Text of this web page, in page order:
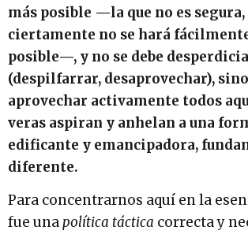
más posible —la que no es segura,
ciertamente no se hará
posible—, y no se debe
(despilfarrar, desaprovechar),
aprovechar activamente todos
veras aspiran y anhelan a una
edificante y emancipadora,
diferente.
Para concentrarnos aquí en la
fue unapolítica táctica correcta y